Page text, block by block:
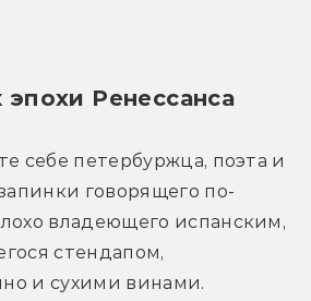
эпохи Ренессанса
себе петербуржца, поэта и
говорящего по-
владеющего испанским,
стендапом,
и сухими винами.